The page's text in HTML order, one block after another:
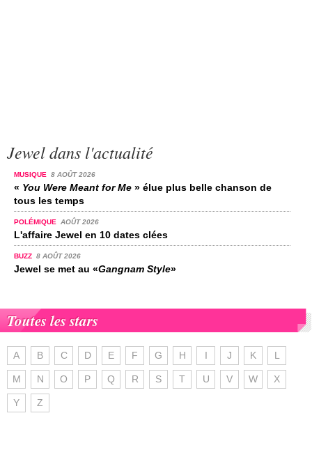
Jewel dans l'actualité
MUSIQUE 8 AOÛT 2026
« You Were Meant for Me » élue plus belle chanson de
tous les temps
POLÉMIQUE AOÛT 2026
L'affaire Jewel en 10 dates clées
BUZZ 8 AOÛT 2026
Jewel se met au «Gangnam Style»
Toutes les stars
A B C D E F G H I J K L
M N O P Q R S T U V W X
Y Z